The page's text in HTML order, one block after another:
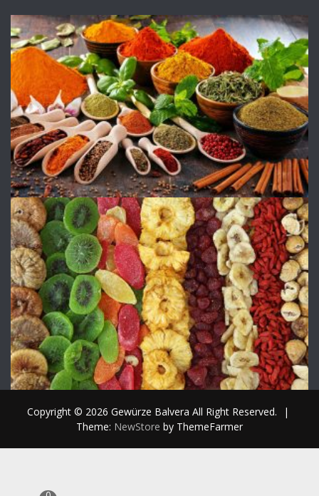
Copyright © 2026 Gewürze Balvera All Right Reserved.
|
Theme: NewStore by ThemeFarmer